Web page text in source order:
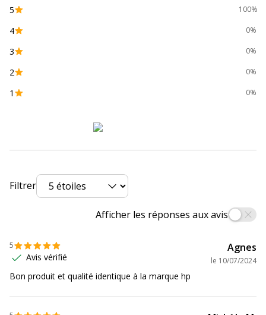
Marque
Divers
Divers
Compatibilité détaillée
Cartouches de
marque équivalentes
HP CF350A
Informations sur les services
Etat du produit Produit Remanufacturé
Données logistiques
5 100%
4 0%
3 0%
2 0%
1 0%
Filtrer
Afficher les réponses aux avis
5
Avis vérifié
Agnes
le 10/07/2024
Bon produit et qualité identique à la marque hp